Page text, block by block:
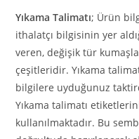
Yıkama Talimatı; Ürün
ithalatçı bilgisinin yer
veren, değişik tür
çeşitleridir. Yıkama
bilgilere uyduğunuz
Yıkama talimatı
kullanılmaktadır. Bu